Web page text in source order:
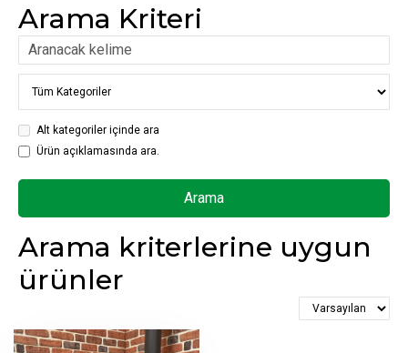
Arama Kriteri
Alt kategoriler içinde ara
Ürün açıklamasında ara.
Arama
Arama kriterlerine uygun
ürünler